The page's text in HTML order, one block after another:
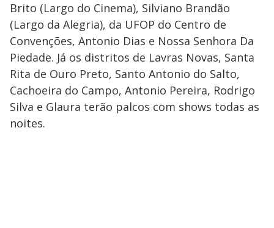
Brito (Largo do Cinema), Silviano Brandão
(Largo da Alegria), da UFOP do Centro de
Convenções, Antonio Dias e Nossa Senhora Da
Piedade. Já os distritos de Lavras Novas, Santa
Rita de Ouro Preto, Santo Antonio do Salto,
Cachoeira do Campo, Antonio Pereira, Rodrigo
Silva e Glaura terão palcos com shows todas as
noites.